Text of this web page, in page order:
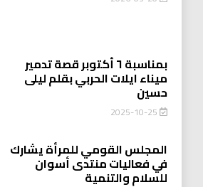
بمناسبة ٦ أكتوبر قصة تدمير
ميناء ايلات الحربي بقلم ليلى
حسين
2025-10-25
المجلس القومي للمرأة يشارك
في فعاليات منتدى أسوان
للسلام والتنمية